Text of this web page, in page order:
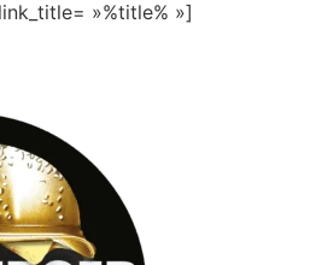
»%title% »]